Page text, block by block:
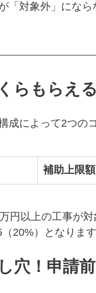
「対象外」にな
らもらえ
成によって2つの
補助上限額
円以上の工事が対
20%）となります
穴！申請